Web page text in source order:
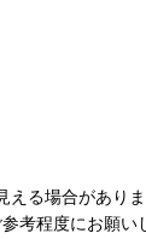
る場合がありま
考程度にお願